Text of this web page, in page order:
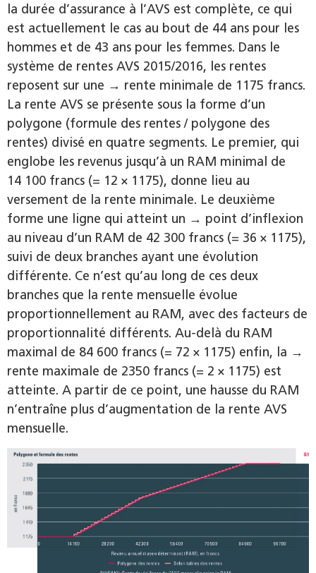
la durée d’assurance à l’AVS est complète, ce qui
est actuellement le cas au bout de 44 ans pour les
hommes et de 43 ans pour les femmes. Dans le
système de rentes AVS 2015/2016, les rentes
reposent sur une → rente minimale de 1175 francs.
La rente AVS se présente sous la forme d’un
polygone (formule des rentes / polygone des
rentes) divisé en quatre segments. Le premier, qui
englobe les revenus jusqu’à un RAM minimal de
14 100 francs (= 12 × 1175), donne lieu au
versement de la rente minimale. Le deuxième
forme une ligne qui atteint un → point d’inflexion
au niveau d’un RAM de 42 300 francs (= 36 × 1175),
suivi de deux branches ayant une évolution
différente. Ce n’est qu’au long de ces deux
branches que la rente mensuelle évolue
proportionnellement au RAM, avec des facteurs de
proportionnalité différents. Au-delà du RAM
maximal de 84 600 francs (= 72 × 1175) enfin, la →
rente maximale de 2350 francs (= 2 × 1175) est
atteinte. A partir de ce point, une hausse du RAM
n’entraîne plus d’augmentation de la rente AVS
mensuelle.